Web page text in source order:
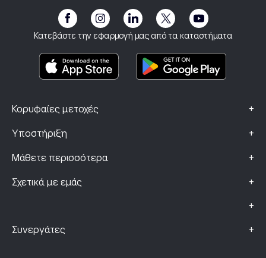
Κατεβάστε την εφαρμογή μας από τα καταστήματα
Κορυφαίες μετοχές +
Υποστήριξη +
Μάθετε περισσότερα +
Σχετικά με εμάς +
Αποτύπωμα
+
Γνωστοποίηση κινδύνων
Όροι και Προϋποθέσεις
Βασικά Έγγραφα Πληροφόρησης
Δεδομένα Παραπόνων (Πελάτες FCA)
Συνεργάτες +
Ασφάλιση επένδυσης